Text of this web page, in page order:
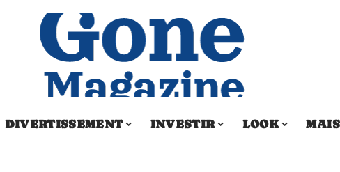
DIVERTISSEMENT INVESTIR LOOK